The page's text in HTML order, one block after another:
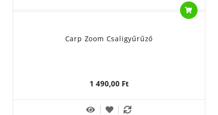
Carp Zoom Csaligyűrűző
1 490,00 Ft